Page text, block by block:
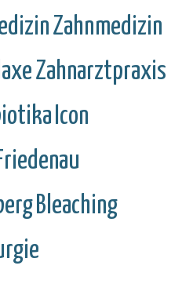
Zahnmedizin
Zahnarztpraxis
Icon
Bleaching